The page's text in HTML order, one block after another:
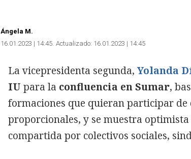
Ángela M.
16.01.2023 | 14:45 Actualizado: 16.01.2023 | 14:45
La vicepresidenta segunda, Yolanda
IU para la confluencia en Sumar,
formaciones que quieran participar
proporcionales, y se muestra
compartida por colectivos sociales,